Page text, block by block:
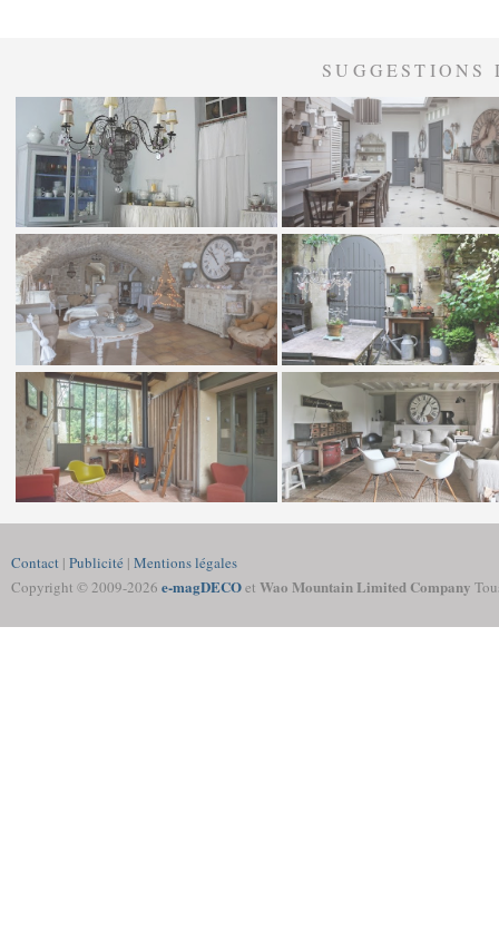
Contact | Publicité | Mentions légales
Copyright © 2009-2026 e-magDECOet Wao Mountain Limited Company